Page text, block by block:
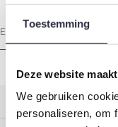
Toestemming
Deze website
We gebruiken
personaliseren, om
Kundendienst